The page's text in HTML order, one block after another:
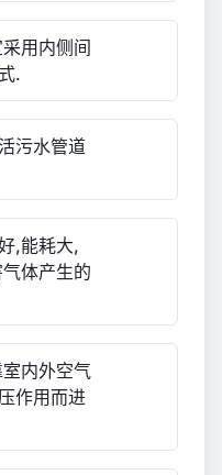
用内侧间
.
污水管道
,能耗大,
体产生的
内外空气
作用而进